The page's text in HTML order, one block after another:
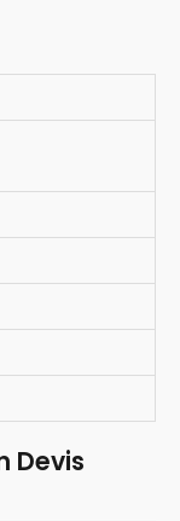
Devis